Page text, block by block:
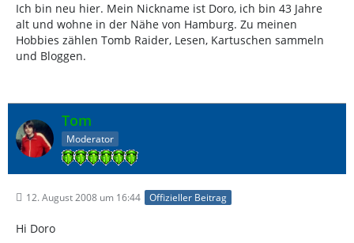
Ich bin neu hier. Mein Nickname ist Doro, ich bin 43 Jahre
alt und wohne in der Nähe von Hamburg. Zu meinen
Hobbies zählen Tomb Raider, Lesen, Kartuschen sammeln
und Bloggen.
Tom
Moderator
12. August 2008 um 16:44 Offizieller Beitrag
Hi Doro